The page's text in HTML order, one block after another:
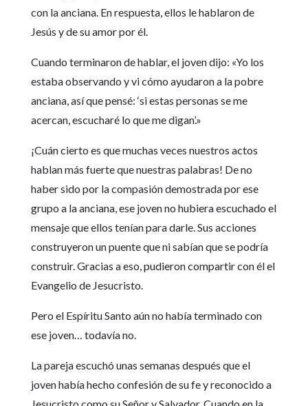
con la anciana. En respuesta, ellos le hablaron de
Jesús y de su amor por él.
Cuando terminaron de hablar, el joven dijo: «Yo los
estaba observando y vi cómo ayudaron a la pobre
anciana, así que pensé: ‘si estas personas se me
acercan, escucharé lo que me digan’.»
¡Cuán cierto es que muchas veces nuestros actos
hablan más fuerte que nuestras palabras! De no
haber sido por la compasión demostrada por ese
grupo a la anciana, ese joven no hubiera escuchado el
mensaje que ellos tenían para darle. Sus acciones
construyeron un puente que ni sabían que se podría
construir. Gracias a eso, pudieron compartir con él el
Evangelio de Jesucristo.
Pero el Espíritu Santo aún no había terminado con
ese joven… todavía no.
La pareja escuchó unas semanas después que el
joven había hecho confesión de su fe y reconocido a